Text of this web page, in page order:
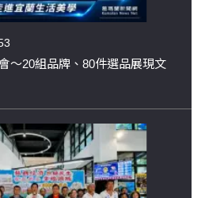
～20組品牌、80件選品展現文